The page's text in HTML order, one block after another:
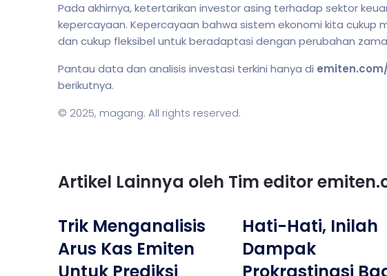
Pada akhirnya, ketertarikan investor asing terhadap sektor
kepercayaan. Kepercayaan bahwa sistem ekonomi kita cukup
dan cukup fleksibel untuk beradaptasi dengan perubahan
Pantau data dan analisis investasi terkini hanya di
berikutnya.
© 2025, magang. All rights reserved.
Artikel Lainnya oleh Tim editor
Trik Menganalisis
Arus Kas Emiten
Hati-Hati, Inilah
Dampak